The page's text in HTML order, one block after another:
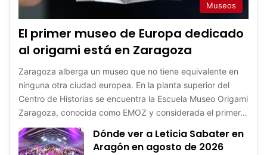
Museos
El primer museo de Europa dedicado
al origami está en Zaragoza
Zaragoza alberga un museo que no tiene equivalente en
ninguna otra ciudad europea. En la planta superior del
Centro de Historias se encuentra la Escuela Museo Origami
Zaragoza, conocida como EMOZ y considerada el primer…
Dónde ver a Leticia Sabater en
Aragón en agosto de 2026